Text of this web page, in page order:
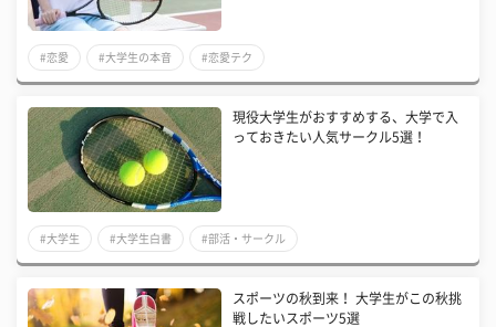
#恋愛 #大学生の本音 #恋愛テク
現役大学生がおすすめする、大学で入
っておきたい人気サークル5選！
#大学生 #大学生白書 #部活・サークル
スポーツの秋到来！ 大学生がこの秋挑
戦したいスポーツ5選